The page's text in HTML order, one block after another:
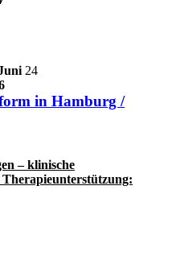
24
in Hamburg /
– klinische